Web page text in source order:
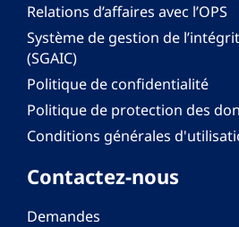
Relations d’affaires avec l’OPS
Système de gestion de
(SGAIC)
Politique de confidentialité
Politique de protection des
Conditions générales
Contactez-nous
Demandes